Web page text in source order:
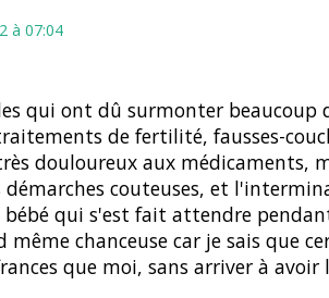
à 07:04
qui ont dû surmonter beaucoup
de fertilité, fausses-
douloureux aux médicaments,
couteuses, et
bébé qui s'est fait attendre
même chanceuse car je sais que
que moi, sans arriver à